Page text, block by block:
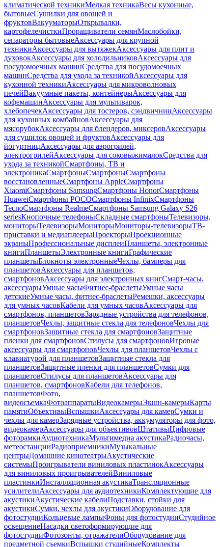
климатической техникиМелкая техникаВесы кухонные,
бытовыеСушилки для овощей и
фруктовВакууматорыОткрывалки,
картофелечисткиПроращиватели семянМаслобойки,
сепараторы бытовыеАксессуары для крупной
техникиАксессуары для вытяжекАксессуары для плит и
духовокАксессуары для холодильниковАксессуары для
посудомоечных машинСредства для посудомоечных
машинСредства для ухода за техникойАксессуары для
кухонной техникиАксессуары для микроволновых
печейВакуумные пакеты, контейнерыАксессуары для
кофемашинАксессуары для мультиварок,
хлебопечекАксессуары для тостеров, сэндвичницАксессуары
для кухонных комбайновАксессуары для
мясорубокАксессуары для блендеров, миксеровАксессуары
для сушилок овощей и фруктовАксессуары для
йогуртницАксессуары для аэрогрилей,
электрогрилейАксессуары для соковыжималокСредства для
ухода за техникойСмартфоны, ТВ и
электроникаСмартфоныСмартфоныСмартфоны
восстановленныеСмартфоны AppleСмартфоны
XiaomiСмартфоны SamsungСмартфоны HonorСмартфоны
HuaweiСмартфоны POCOСмартфоны InfinixСмартфоны
TecnoСмартфоны RealmeСмартфоны Samsung Galaxy S26
seriesКнопочные телефоныСкладные смартфоныТелевизоры,
мониторыТелевизорыМониторыМониторы-телевизорыТВ-
приставки и медиаплеерыПроекторыПроекционные
экраныПрофессиональные дисплеиПланшеты, электронные
книгиПланшетыЭлектронные книгиГрафические
планшетыБлокноты электронныеЧехлы, бамперы для
планшетовАксессуары для планшетов,
смартфоновАксессуары для электронных книгСмарт-часы,
аксессуарыУмные часыФитнес-браслетыУмные часы
детскиеУмные часы, фитнес-браслетыРемешки, аксессуары
для умных часовКабели для умных часовАксессуары для
смартфонов, планшетовЗарядные устройства для телефонов,
планшетовЧехлы, защитные стекла для телефоновЧехлы для
смартфоновЗащитные стекла для смартфоновЗащитные
пленки для смартфоновСтилусы для смартфоновИгровые
аксессуары для смартфоновЧехлы для планшетовЧехлы с
клавиатурой для планшетовЗащитные стекла для
планшетовЗащитные пленки для планшетовСумки для
планшетовСтилусы для планшетовАксессуары для
планшетов, смартфоновКабели для телефонов,
планшетовФото,
видеосъемкаФотоаппаратыВидеокамерыЭкшн-камерыКарты
памятиОбъективыВспышкиАксессуары для камерСумки и
чехлы для камерЗарядные устройства, аккумуляторы для фото,
видеокамерАксессуары для объективовШтативыЦифровые
фоторамкиАудиотехникаМультимедиа акустикаРадиочасы,
метеостанцииРадиоприемникиМузыкальные
центрыДомашние кинотеатрыАкустические
системыПроигрыватели виниловых пластинокАксессуары
для виниловых проигрывателейВиниловые
пластинкиИнсталляционная акустикаТрансляционные
усилителиАксессуары для аудиотехникиКомплектующие для
акустикиАкустические кабелиПодставки, стойки для
акустикиСумки, чехлы для акустикиОборудование для
фотостудииКольцевые лампыФоны для фотостудииСтудийное
освещениеНасадки светоформирующие для
фотостудииФотозонты, отражателиОборудование для
предметной съемкиВспышки студийныеКомплекты